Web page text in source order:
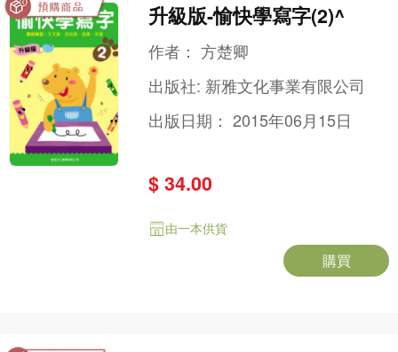
升級版-愉快學寫字(2)^
作者：方楚卿
出版社: 新雅文化事業有限公司
出版日期：2015年06月15日
$ 34.00
由一本供貨
購買